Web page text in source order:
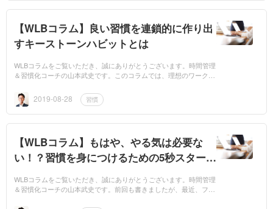
【WLBコラム】良い習慣を連鎖的に作り出
すキーストーンハビットとは
WLBコラムをご覧いただき、誠にありがとうございます。時間管理
＆習慣化コーチの山本武史です。このコラムでは、理想のワークラ
る」というこ...
2019-08-28 習慣
【WLBコラム】もはや、やる気は必要な
い！？習慣を身につけるための5秒スター
WLBコラムをご覧いただき、誠にありがとうございます。時間管理
＆習慣化コーチの山本武史です。前回も書きましたが、最近、フィ